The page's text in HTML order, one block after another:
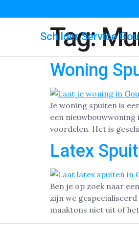
Schilder Service
Tag:
Woning
Je woning spuiten is
een
voordelen. Het is
Latex
Ben je op zoek naar
zijn we
maaktons niet uit of